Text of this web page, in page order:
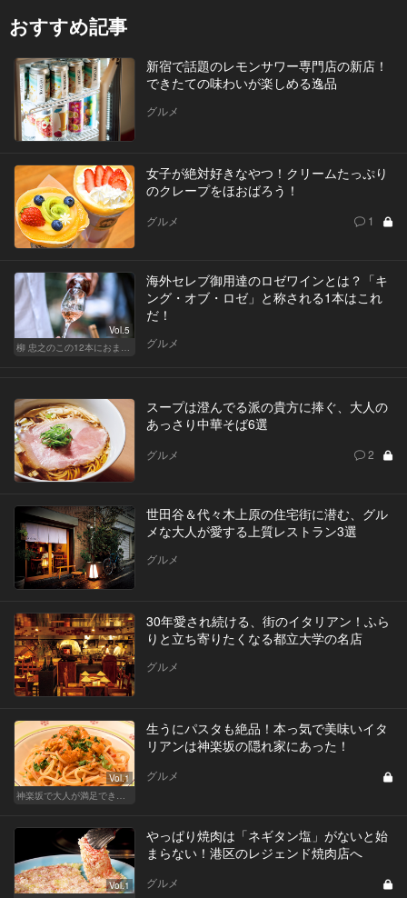
おすすめ記事
新宿で話題のレモンサワー専門店の新店！
できたての味わいが楽しめる逸品
グルメ
女子が絶対好きなやつ！クリームたっぷり
のクレープをほおばろう！
グルメ 1
Vol.5
柳 忠之のこの12本におまかせ
海外セレブ御用達のロゼワインとは？「キ
ング・オブ・ロゼ」と称される1本はこれ
だ！
グルメ
スープは澄んでる派の貴方に捧ぐ、大人の
あっさり中華そば6選
グルメ 2
世田谷＆代々木上原の住宅街に潜む、グル
メな大人が愛する上質レストラン3選
グルメ
30年愛され続ける、街のイタリアン！ふら
りと立ち寄りたくなる都立大学の名店
グルメ
Vol.1
神楽坂で大人が満足できる、おしゃれデート！
生うにパスタも絶品！本っ気で美味いイタ
リアンは神楽坂の隠れ家にあった！
グルメ
Vol.1
やっぱり焼肉は「ネギタン塩」がないと始
まらない！港区のレジェンド焼肉店へ
グルメ